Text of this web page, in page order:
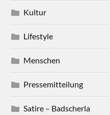
Kultur
Lifestyle
Menschen
Pressemitteilung
Satire – Badscherla